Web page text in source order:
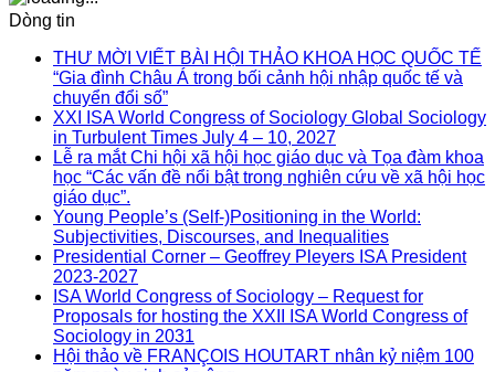
Dòng tin
THƯ MỜI VIẾT BÀI HỘI THẢO KHOA HỌC QUỐC TẾ
“Gia đình Châu Á trong bối cảnh hội nhập quốc tế và
chuyển đổi số”
XXI ISA World Congress of Sociology Global Sociology
in Turbulent Times July 4 – 10, 2027
Lễ ra mắt Chi hội xã hội học giáo dục và Tọa đàm khoa
học “Các vấn đề nổi bật trong nghiên cứu về xã hội học
giáo dục”.
Young People’s (Self-)Positioning in the World:
Subjectivities, Discourses, and Inequalities
Presidential Corner – Geoffrey Pleyers ISA President
2023-2027
ISA World Congress of Sociology – Request for
Proposals for hosting the XXII ISA World Congress of
Sociology in 2031
Hội thảo về FRANÇOIS HOUTART nhân kỷ niệm 100